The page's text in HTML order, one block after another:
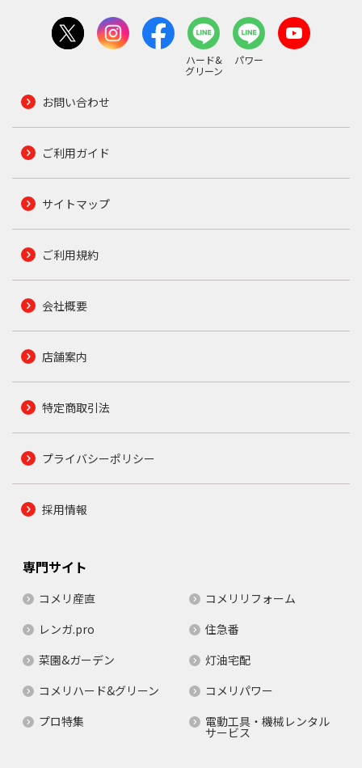
ハード&
グリーン
パワー
お問い合わせ
ご利用ガイド
サイトマップ
ご利用規約
会社概要
店舗案内
特定商取引法
プライバシーポリシー
採用情報
専門サイト
コメリ産直
コメリリフォーム
レンガ.pro
住急番
菜園&ガーデン
灯油宅配
コメリハード&グリーン
コメリパワー
プロ特集
電動工具・機械レンタル
サービス